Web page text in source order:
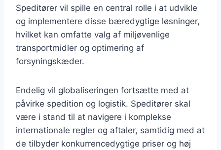
Speditører vil spille en central rolle i at udvikle
og implementere disse bæredygtige løsninger,
hvilket kan omfatte valg af miljøvenlige
transportmidler og optimering af
forsyningskæder.
Endelig vil globaliseringen fortsætte med at
påvirke spedition og logistik. Speditører skal
være i stand til at navigere i komplekse
internationale regler og aftaler, samtidig med at
de tilbyder konkurrencedygtige priser og høj